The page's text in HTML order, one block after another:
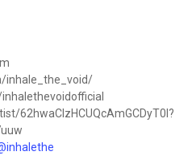
inhale_the_void/
62hwaCIzHCUQcAmGCDyT0I?